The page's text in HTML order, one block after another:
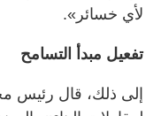
لأي خسائر».
تفعيل مبدأ التسامح
إلى ذلك، قال رئيس